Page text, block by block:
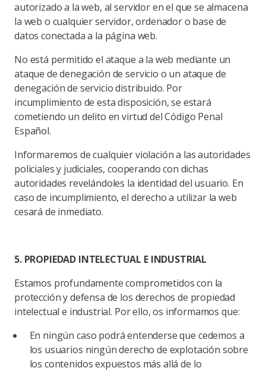
autorizado a la web, al servidor en el que se almacena
la web o cualquier servidor, ordenador o base de
datos conectada a la página web.
No está permitido el ataque a la web mediante un
ataque de denegación de servicio o un ataque de
denegación de servicio distribuido. Por
incumplimiento de esta disposición, se estará
cometiendo un delito en virtud del Código Penal
Español.
Informaremos de cualquier violación a las autoridades
policiales y judiciales, cooperando con dichas
autoridades revelándoles la identidad del usuario. En
caso de incumplimiento, el derecho a utilizar la web
cesará de inmediato.
5. PROPIEDAD INTELECTUAL E INDUSTRIAL
Estamos profundamente comprometidos con la
protección y defensa de los derechos de propiedad
intelectual e industrial. Por ello, os informamos que:
En ningún caso podrá entenderse que cedemos a
los usuarios ningún derecho de explotación sobre
los contenidos expuestos más allá de lo